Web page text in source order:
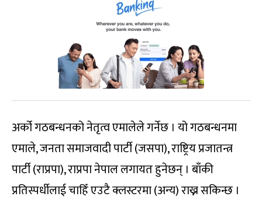
अर्को गठबन्धनको नेतृत्व एमालेले गर्नेछ । यो गठबन्धनमा
एमाले, जनता समाजवादी पार्टी (जसपा), राष्ट्रिय प्रजातन्त्र
पार्टी (राप्रपा), राप्रपा नेपाल लगायत हुनेछन् । बाँकी
प्रतिस्पर्धीलाई चाहिँ एउटै क्लस्टरमा (अन्य) राख्न सकिन्छ ।